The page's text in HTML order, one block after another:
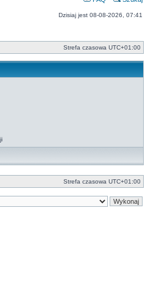
Dzisiaj jest 08-08-2026, 07:41
Strefa czasowa UTC+01:00
Strefa czasowa UTC+01:00